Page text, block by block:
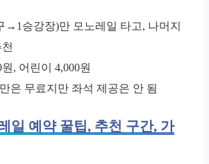
→1승강장)만 모노레일 타고, 나머지
, 어린이 4,000원
은 무료지만 좌석 제공은 안 됨
일 예약 꿀팁, 추천 구간, 가